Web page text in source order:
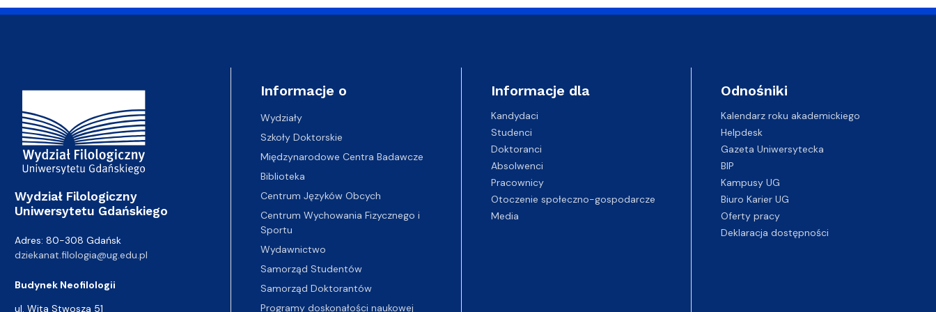
Adres Wydziału
Wydział Filologiczny
Uniwersytetu Gdańskiego
Adres: 80-308 Gdańsk
dziekanat.filologia@ug.edu.pl
Budynek Neofilologii
ul. Wita Stwosza 51
Informacje o
Wydziały
Szkoły Doktorskie
Międzynarodowe Centra Badawcze
Biblioteka
Centrum Języków Obcych
Centrum Wychowania Fizycznego i
Sportu
Wydawnictwo
Samorząd Studentów
Samorząd Doktorantów
Programy doskonałości naukowej
Informacje dla
Kandydaci
Studenci
Doktoranci
Absolwenci
Pracownicy
Otoczenie społeczno-gospodarcze
Media
Odnośniki
Kalendarz roku akademickiego
Helpdesk
Gazeta Uniwersytecka
BIP
Kampusy UG
Biuro Karier UG
Oferty pracy
Deklaracja dostępności